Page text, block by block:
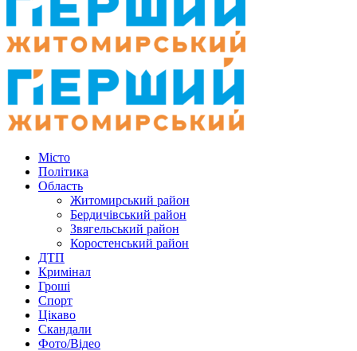
Місто
Політика
Область
Житомирський район
Бердичівський район
Звягельський район
Коростенський район
ДТП
Кримінал
Гроші
Спорт
Цікаво
Скандали
Фото/Відео